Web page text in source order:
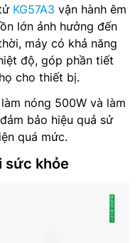
KG57A3 vận hành êm
lớn ảnh hưởng đến
máy có khả năng
độ, góp phần tiết
cho thiết bị.
nóng 500W và làm
bảo hiệu quả sử
quá mức.
sức khỏe